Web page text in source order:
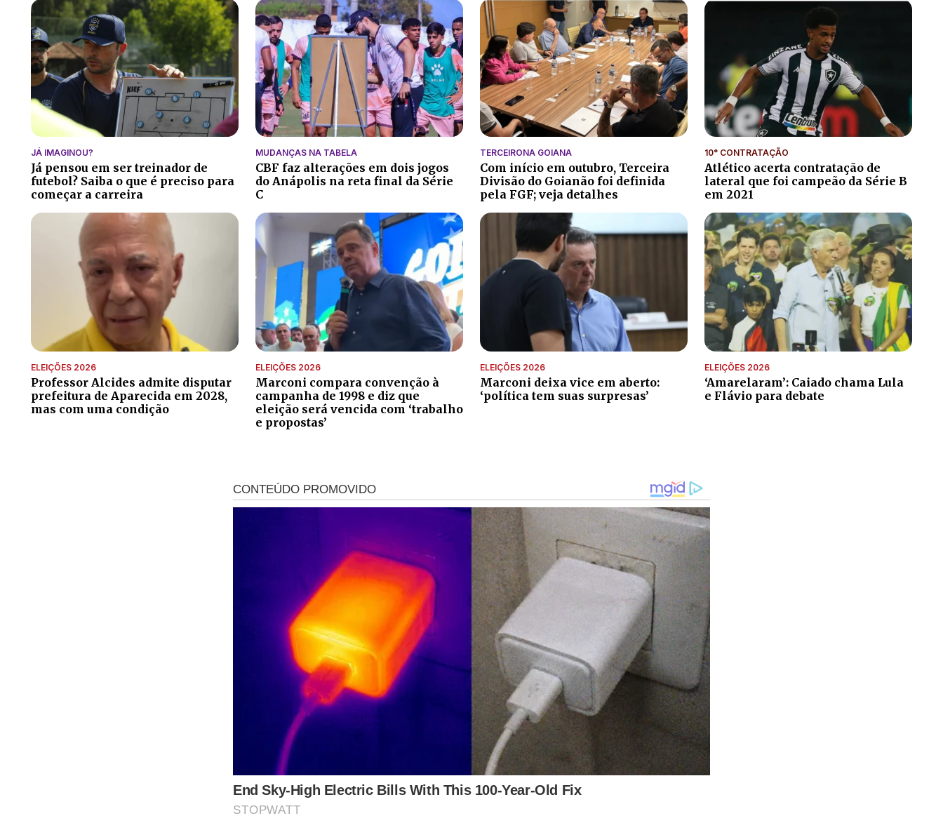
JÁ IMAGINOU?
Já pensou em ser treinador de
futebol? Saiba o que é preciso para
começar a carreira
MUDANÇAS NA TABELA
CBF faz alterações em dois jogos
do Anápolis na reta final da Série
C
TERCEIRONA GOIANA
Com início em outubro, Terceira
Divisão do Goianão foi definida
pela FGF; veja detalhes
10° CONTRATAÇÃO
Atlético acerta contratação de
lateral que foi campeão da Série B
em 2021
ELEIÇÕES 2026
Professor Alcides admite disputar
prefeitura de Aparecida em 2028,
mas com uma condição
ELEIÇÕES 2026
Marconi compara convenção à
campanha de 1998 e diz que
eleição será vencida com ‘trabalho
e propostas’
ELEIÇÕES 2026
Marconi deixa vice em aberto:
‘política tem suas surpresas’
ELEIÇÕES 2026
‘Amarelaram’: Caiado chama Lula
e Flávio para debate